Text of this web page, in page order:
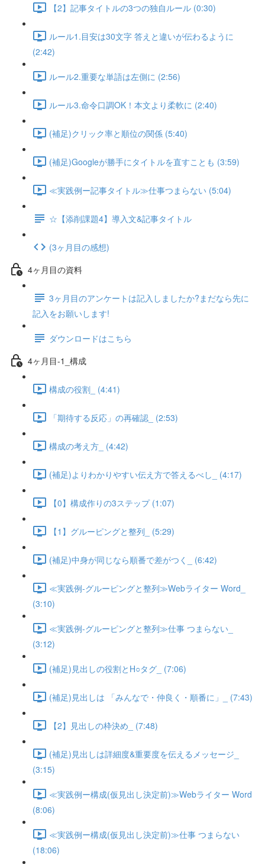
【2】記事タイトルの3つの独自ルール (0:30)
ルール1.目安は30文字 答えと違いが伝わるように
(2:42)
ルール2.重要な単語は左側に (2:56)
ルール3.命令口調OK！本文より柔軟に (2:40)
(補足)クリック率と順位の関係 (5:40)
(補足)Googleが勝手にタイトルを直すことも (3:59)
≪実践例ー記事タイトル≫仕事つまらない (5:04)
☆【添削課題4】導入文&記事タイトル
(3ヶ月目の感想)
4ヶ月目の資料
3ヶ月目のアンケートは記入しましたか?まだなら先に
記入をお願いします!
ダウンロードはこちら
4ヶ月目-1_構成
構成の役割_ (4:41)
「期待する反応」の再確認_ (2:53)
構成の考え方_ (4:42)
(補足)よりわかりやすい伝え方で答えるべし_ (4:17)
【0】構成作りの3ステップ (1:07)
【1】グルーピングと整列_ (5:29)
(補足)中身が同じなら順番で差がつく_ (6:42)
≪実践例-グルーピングと整列≫Webライター Word_
(3:10)
≪実践例-グルーピングと整列≫仕事 つまらない_
(3:12)
(補足)見出しの役割とH○タグ_ (7:06)
(補足)見出しは 「みんなで・仲良く・順番に」_ (7:43)
【2】見出しの枠決め_ (7:48)
(補足)見出しは詳細度&重要度を伝えるメッセージ_
(3:15)
≪実践例ー構成(仮見出し決定前)≫Webライター Word
(8:06)
≪実践例ー構成(仮見出し決定前)≫仕事 つまらない
(18:06)